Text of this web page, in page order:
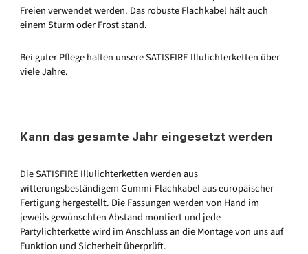
Freien verwendet werden. Das robuste Flachkabel hält auch
einem Sturm oder Frost stand.
Bei guter Pflege halten unsere SATISFIRE Illulichterketten über
viele Jahre.
Kann das gesamte Jahr eingesetzt werden
Die SATISFIRE Illulichterketten werden aus
witterungsbeständigem Gummi-Flachkabel aus europäischer
Fertigung hergestellt. Die Fassungen werden von Hand im
jeweils gewünschten Abstand montiert und jede
Partylichterkette wird im Anschluss an die Montage von uns auf
Funktion und Sicherheit überprüft.